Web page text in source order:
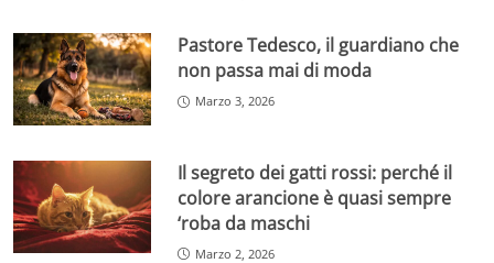
Pastore Tedesco, il guardiano che
non passa mai di moda
Marzo 3, 2026
Il segreto dei gatti rossi: perché il
colore arancione è quasi sempre
‘roba da maschi
Marzo 2, 2026